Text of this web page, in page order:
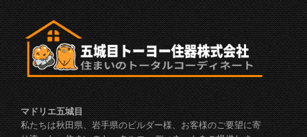
マドリエ五城目
私たちは秋田県、岩手県のビルダー様、お客様のご要望に寄